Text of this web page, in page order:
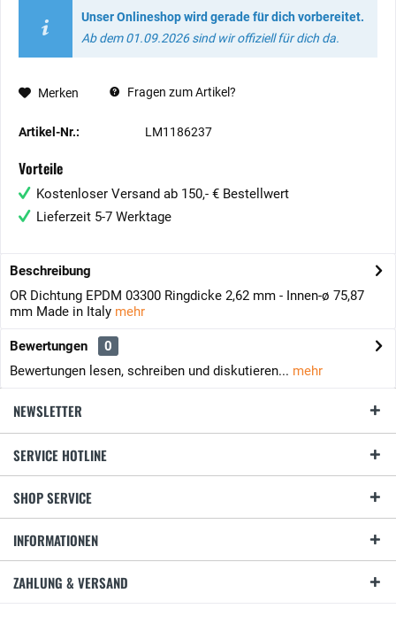
Unser Onlineshop wird gerade für dich vorbereitet.
Ab dem 01.09.2026 sind wir offiziell für dich da.
Merken Fragen zum Artikel?
Artikel-Nr.: LM1186237
Vorteile
Kostenloser Versand ab 150,- € Bestellwert
Lieferzeit 5-7 Werktage
Beschreibung
OR Dichtung EPDM 03300 Ringdicke 2,62 mm - Innen-ø 75,87
mm Made in Italy mehr
Bewertungen
0
Bewertungen lesen, schreiben und diskutieren... mehr
NEWSLETTER
SERVICE HOTLINE
SHOP SERVICE
INFORMATIONEN
ZAHLUNG & VERSAND